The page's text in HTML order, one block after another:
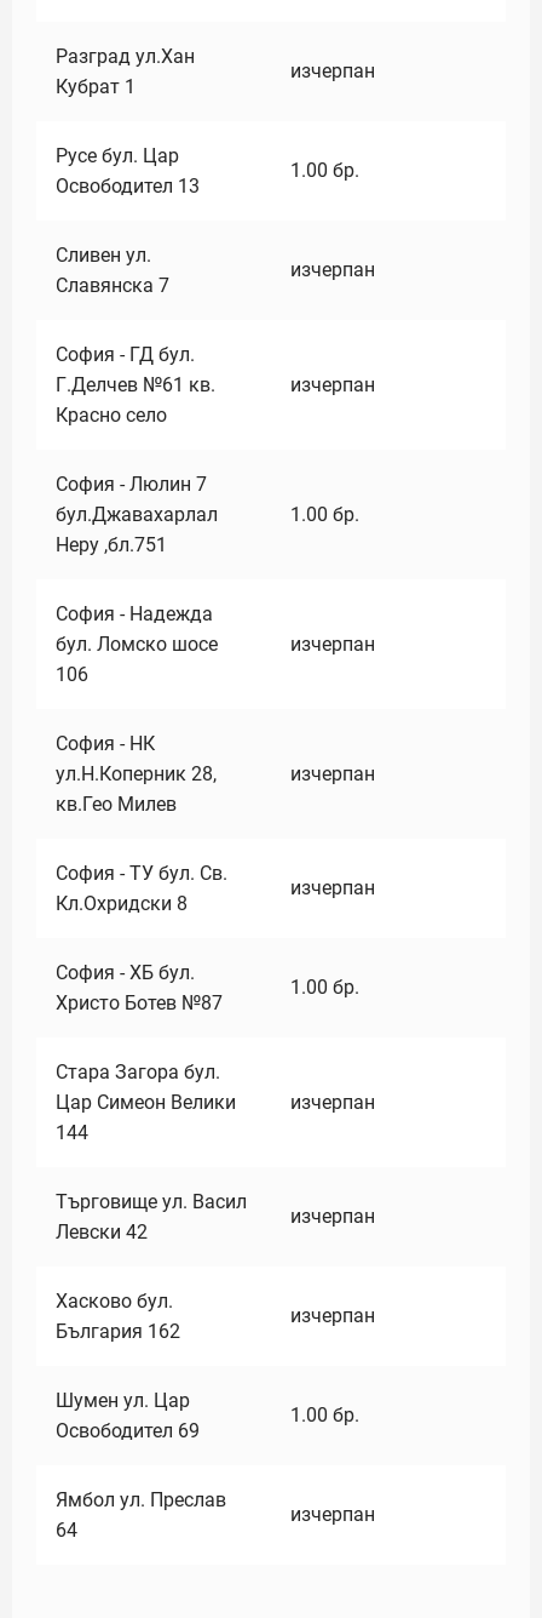
Разград ул.Хан
Кубрат 1
изчерпан
Русе бул. Цар
Освободител 13
1.00 бр.
Сливен ул.
Славянска 7
изчерпан
София - ГД бул.
Г.Делчев №61 кв.
Красно село
изчерпан
София - Люлин 7
бул.Джавахарлал
Неру ,бл.751
1.00 бр.
София - Надежда
бул. Ломско шосе
106
изчерпан
София - НК
ул.Н.Коперник 28,
кв.Гео Милев
изчерпан
София - ТУ бул. Св.
Кл.Охридски 8
изчерпан
София - ХБ бул.
Христо Ботев №87
1.00 бр.
Стара Загора бул.
Цар Симеон Велики
144
изчерпан
Търговище ул. Васил
Левски 42
изчерпан
Хасково бул.
България 162
изчерпан
Шумен ул. Цар
Освободител 69
1.00 бр.
Ямбол ул. Преслав
64
изчерпан